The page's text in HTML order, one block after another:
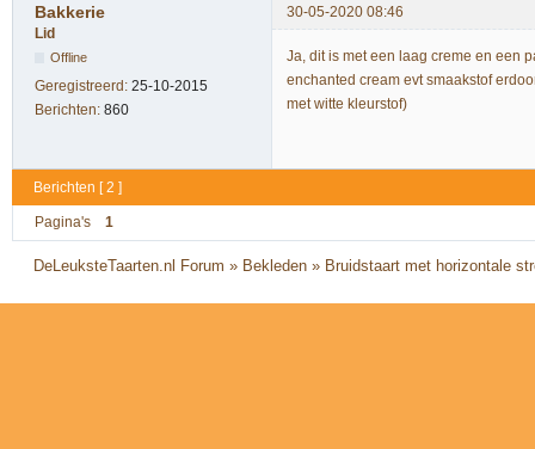
Bakkerie
30-05-2020 08:46
Lid
Offline
Geregistreerd: 25-10-2015
Berichten: 860
Ja, dit is met een laag creme en een
enchanted cream evt smaakstof
met witte kleurstof)
Berichten [ 2 ]
Pagina's 1
DeLeuksteTaarten.nl Forum » Bekleden » Bruidstaart met horizontale